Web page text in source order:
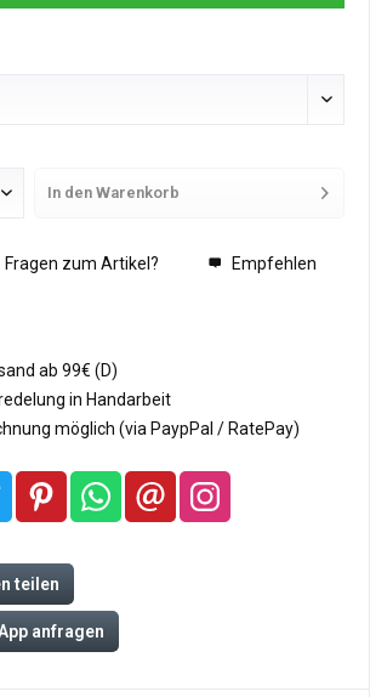
In den Warenkorb
Fragen zum Artikel? Empfehlen
ab 99€ (D)
in Handarbeit
möglich (via PaypPal / RatePay)
teilen
anfragen